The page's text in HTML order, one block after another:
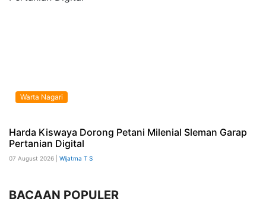
Warta Nagari
Harda Kiswaya Dorong Petani Milenial Sleman Garap
Pertanian Digital
07 August 2026 | Wijatma T S
BACAAN POPULER